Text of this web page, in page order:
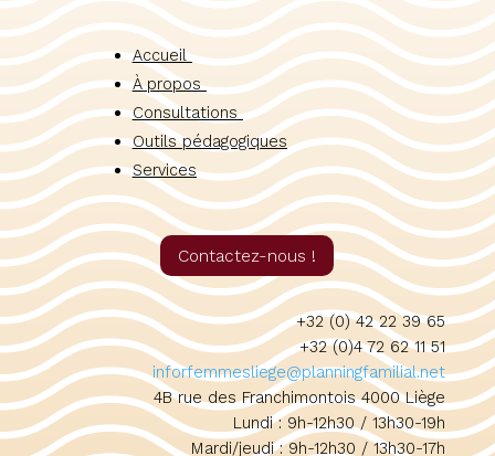
Accueil
À propos
Consultations
Outils pédagogiques
Services
Contactez-nous !
+32 (0) 42 22 39 65
+32 (0)4 72 62 11 51
inforfemmesliege@planningfamilial.net
4B rue des Franchimontois 4000 Liège
Lundi : 9h-12h30 / 13h30-19h
Mardi/jeudi : 9h-12h30 / 13h30-17h